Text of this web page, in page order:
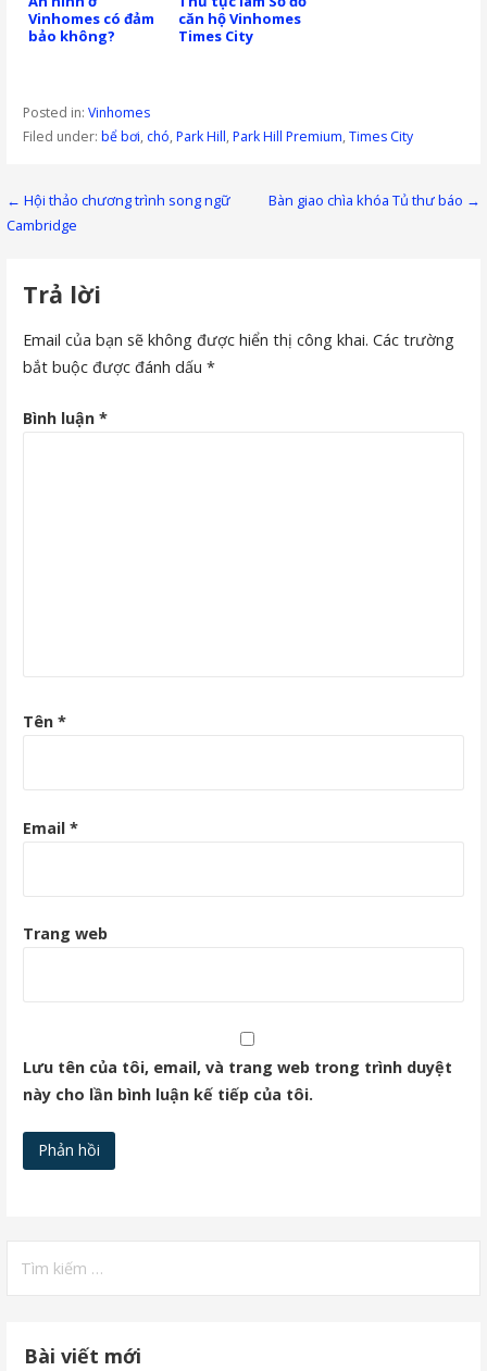
Vinhomes có đảm
bảo không?
căn hộ Vinhomes
Times City
Posted in: Vinhomes
Filed under: bể bơi, chó, Park Hill, Park Hill Premium, Times City
Điều
hướng
bài
viết
← Hội thảo chương trình song ngữ
Cambridge
Bàn giao chìa khóa Tủ thư báo →
Trả lời
Email của bạn sẽ không được hiển thị công khai. Các trường
bắt buộc được đánh dấu *
Bình luận *
Tên *
Email *
Trang web
Lưu tên của tôi, email, và trang web trong trình duyệt
này cho lần bình luận kế tiếp của tôi.
kiếm
Bài viết mới